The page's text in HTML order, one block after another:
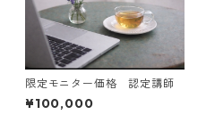
限定モニター価格 認定講師
¥100,000